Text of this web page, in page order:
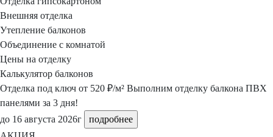
Внешняя отделка
Утепление балконов
Объединение с комнатой
Цены на отделку
Калькулятор балконов
Отделка под ключ от 520 ₽/м² Выполним отделку балкона ПВХ
панелями за 3 дня!
до 16 августа 2026г
подробнее